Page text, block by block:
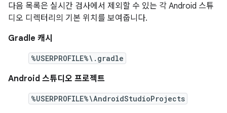
다음 목록은 실시간 검사에서 제외할 수 있는 각 Android 스튜
디오 디렉터리의 기본 위치를 보여줍니다.
Gradle 캐시
%USERPROFILE%\.gradle
Android 스튜디오 프로젝트
%USERPROFILE%\AndroidStudioProjects